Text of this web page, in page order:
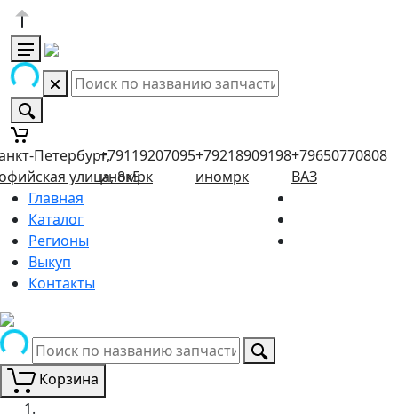
Петербург,
улица, 8к5
+79119207095
иномрк
+79218909198
иномрк
+79650770808
ВАЗ
Главная
Каталог
Регионы
Выкуп
Контакты
Корзина